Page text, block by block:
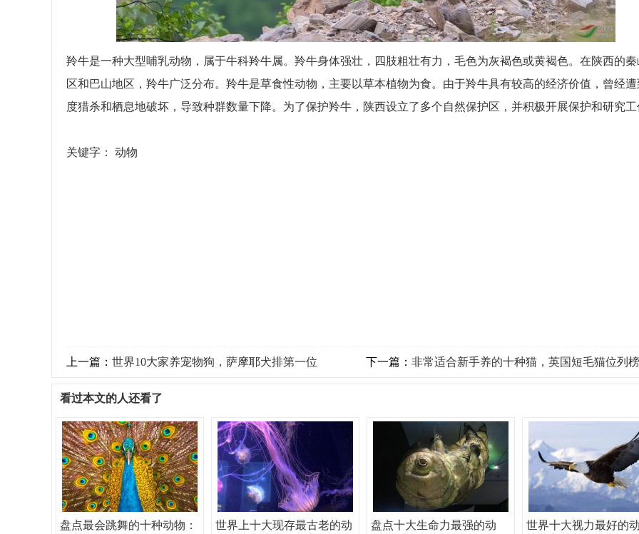
羚牛是一种大型哺乳动物，属于牛科羚牛属。羚牛身体强壮，四肢粗壮有力，毛色为灰褐色或黄褐色。在陕西的秦
区和巴山地区，羚牛广泛分布。羚牛是草食性动物，主要以草本植物为食。由于羚牛具有较高的经济价值，曾经遭
度猎杀和栖息地破坏，导致种群数量下降。为了保护羚牛，陕西设立了多个自然保护区，并积极开展保护和研究工
关键字： 动物
上一篇： 世界10大家养宠物狗，萨摩耶犬排第一位 下一篇： 非常适合新手养的十种猫，英国短毛猫位列
看过本文的人还看了
盘点最会跳舞的十种动物：
世界上十大现存最古老的动
盘点十大生命力最强的动
世界十大视力最好的动